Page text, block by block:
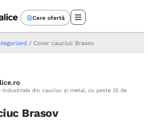
Cere ofertă
/ Covor cauciuc Brasov
industriale din cauciuc și metal, cu peste 25 de
Brasov